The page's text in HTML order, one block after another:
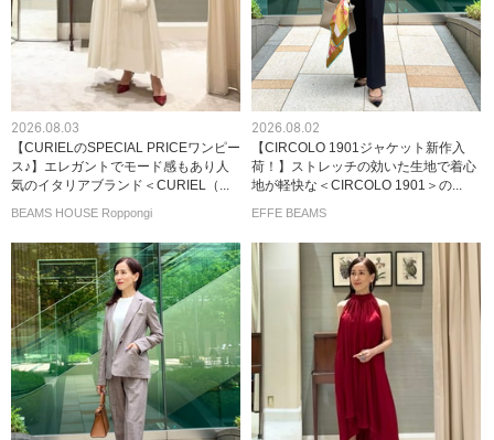
2026.08.03
【CURIELのSPECIAL PRICEワンピー
ス♪】エレガントでモード感もあり人
気のイタリアブランド＜CURIEL（...
BEAMS HOUSE Roppongi
2026.08.02
【CIRCOLO 1901ジャケット新作入
荷！】ストレッチの効いた生地で着心
地が軽快な＜CIRCOLO 1901＞の...
EFFE BEAMS